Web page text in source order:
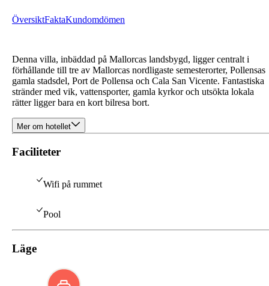
ÖversiktFaktaKundomdömen
Denna villa, inbäddad på Mallorcas landsbygd, ligger centralt i
förhållande till tre av Mallorcas nordligaste semesterorter, Pollensas
gamla stadsdel, Port de Pollensa och Cala San Vicente. Fantastiska
stränder med vik, vattensporter, gamla kyrkor och utsökta lokala
rätter ligger bara en kort bilresa bort.
Mer om hotellet
Faciliteter
Wifi på rummet
Pool
Läge